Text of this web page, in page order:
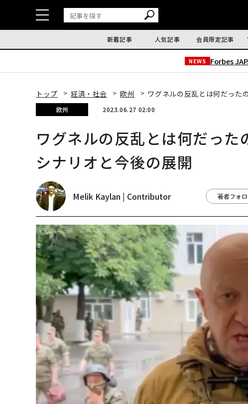
新着記事 人気記事 会員限定記事
NEWS Forbes
トップ 経済・社会 欧州 ワグネルの反乱とは何だっ
欧州 2023.06.27 02:00
ワグネルの反乱とは何だっ
シナリオと今後の展開
Melik Kaylan | Contributor 著者フォ